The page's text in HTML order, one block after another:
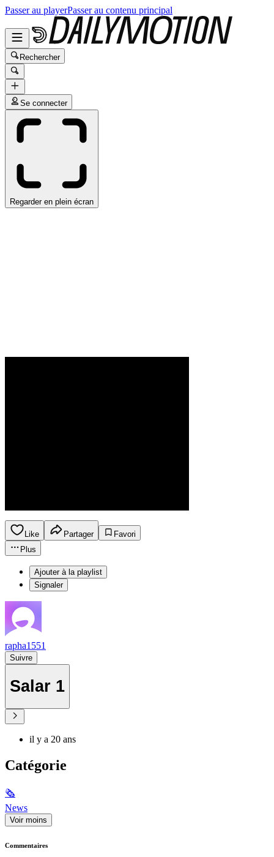
Passer au playerPasser au contenu principal
Rechercher
Se connecter
Regarder en plein écran
Like Partager
Favori
Plus
Ajouter à la playlist
Signaler
rapha1551
Suivre
Salar 1
il y a 20 ans
Catégorie
🗞
News
Voir moins
Commentaires